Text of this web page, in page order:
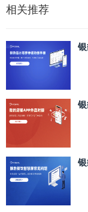
相关推荐